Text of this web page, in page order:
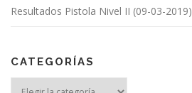
Resultados Pistola Nivel II (09-03-2019)
CATEGORÍAS